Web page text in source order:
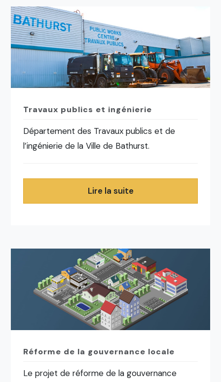
Travaux publics et ingénierie
Département des Travaux publics et de
l’ingénierie de la Ville de Bathurst.
Lire la suite
Réforme de la gouvernance locale
Le projet de réforme de la gouvernance